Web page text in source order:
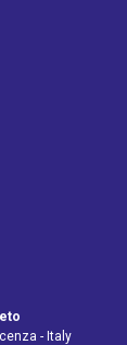
- Italy